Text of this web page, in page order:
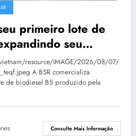
primeiro lote de
seu
ecológicos.
resource/IMAGE/2026/08/07/
A BSR comercializa
de biodiesel B5 produzido pela
Consulte Mais Informação